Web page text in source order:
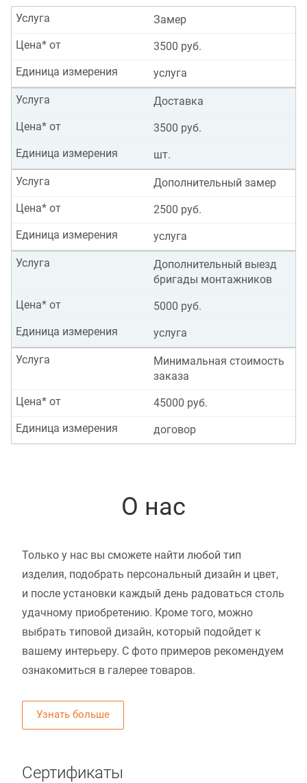
Замер
Услуга
3500 руб.
Цена* от
услуга
Единица измерения
Доставка
Услуга
3500 руб.
Цена* от
шт.
Единица измерения
Дополнительный замер
Услуга
2500 руб.
Цена* от
услуга
Единица измерения
Дополнительный выезд
бригады монтажников
Услуга
5000 руб.
Цена* от
услуга
Единица измерения
Минимальная стоимость
заказа
Услуга
45000 руб.
Цена* от
договор
Единица измерения
О нас
Только у нас вы сможете найти любой тип
изделия, подобрать персональный дизайн и цвет,
и после установки каждый день радоваться столь
удачному приобретению. Кроме того, можно
выбрать типовой дизайн, который подойдет к
вашему интерьеру. С фото примеров рекомендуем
ознакомиться в галерее товаров.
Узнать больше
Сертификаты